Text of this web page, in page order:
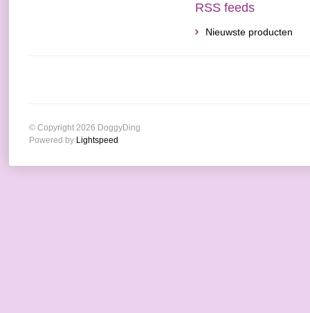
RSS feeds
Nieuwste producten
© Copyright 2026 DoggyDing
Powered by Lightspeed